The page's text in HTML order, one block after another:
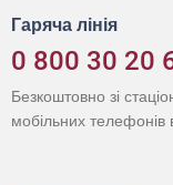
Гаряча лінія
0 800 30 20
Безкоштовно зі
мобільних телефонів